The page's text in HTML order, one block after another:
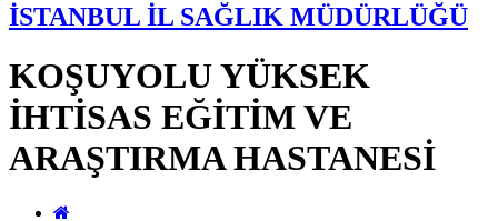
İSTANBUL İL SAĞLIK MÜDÜRLÜĞÜ
KOŞUYOLU YÜKSEK
İHTİSAS EĞİTİM VE
ARAŞTIRMA HASTANESİ